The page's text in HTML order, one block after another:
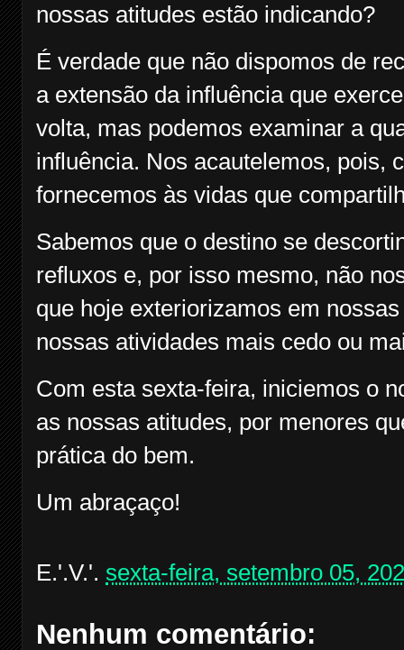
nossas atitudes estão indicando?
É verdade que não dispomos de
a extensão da influência que
volta, mas podemos examinar a
influência. Nos acautelemos, pois,
fornecemos às vidas que
Sabemos que o destino se
refluxos e, por isso mesmo, não
que hoje exteriorizamos em
nossas atividades mais cedo ou
Com esta sexta-feira, iniciemos o
as nossas atitudes, por menores
prática do bem.
Um abraçaço!
E.'.V.'. sexta-feira, setembro 05,
Nenhum comentário: